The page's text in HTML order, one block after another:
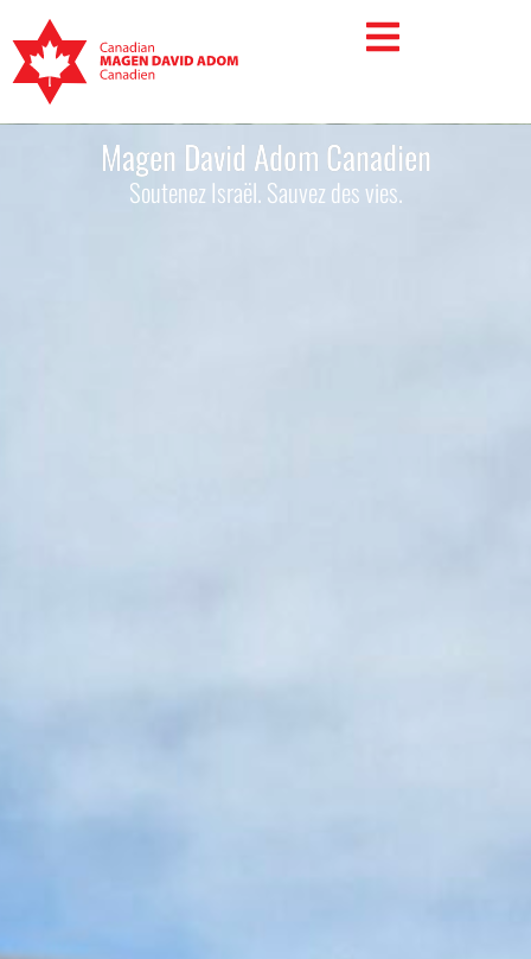
Magen David Adom Canadien
Soutenez Israël. Sauvez des vies.